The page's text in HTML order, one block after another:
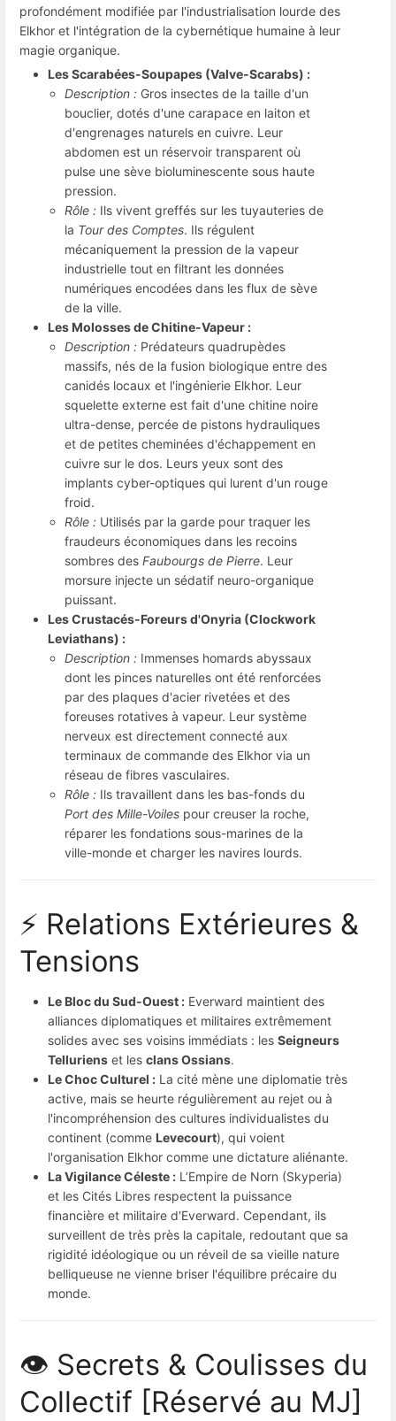
profondément modifiée par l'industrialisation lourde des
Elkhor et l'intégration de la cybernétique humaine à leur
magie organique.
Les Scarabées-Soupapes (Valve-Scarabs) :
Description : Gros insectes de la taille d'un
bouclier, dotés d'une carapace en laiton et
d'engrenages naturels en cuivre. Leur
abdomen est un réservoir transparent où
pulse une sève bioluminescente sous haute
pression.
Rôle : Ils vivent greffés sur les tuyauteries de
la Tour des Comptes. Ils régulent
mécaniquement la pression de la vapeur
industrielle tout en filtrant les données
numériques encodées dans les flux de sève
de la ville.
Les Molosses de Chitine-Vapeur :
Description : Prédateurs quadrupèdes
massifs, nés de la fusion biologique entre des
canidés locaux et l'ingénierie Elkhor. Leur
squelette externe est fait d'une chitine noire
ultra-dense, percée de pistons hydrauliques
et de petites cheminées d'échappement en
cuivre sur le dos. Leurs yeux sont des
implants cyber-optiques qui lurent d'un rouge
froid.
Rôle : Utilisés par la garde pour traquer les
fraudeurs économiques dans les recoins
sombres desFaubourgs de Pierre. Leur
morsure injecte un sédatif neuro-organique
puissant.
Les Crustacés-Foreurs d'Onyria (Clockwork
Leviathans) :
Description : Immenses homards abyssaux
dont les pinces naturelles ont été renforcées
par des plaques d'acier rivetées et des
foreuses rotatives à vapeur. Leur système
nerveux est directement connecté aux
terminaux de commande des Elkhor via un
réseau de fibres vasculaires.
Rôle : Ils travaillent dans les bas-fonds du
Port des Mille-Voiles pour creuser la roche,
réparer les fondations sous-marines de la
ville-monde et charger les navires lourds.
⚡ Relations Extérieures &
Tensions
Le Bloc du Sud-Ouest : Everward maintient des
alliances diplomatiques et militaires extrêmement
solides avec ses voisins immédiats : les Seigneurs
Telluriens et les clans Ossians.
Le Choc Culturel : La cité mène une diplomatie très
active, mais se heurte régulièrement au rejet ou à
l'incompréhension des cultures individualistes du
continent (comme Levecourt), qui voient
l'organisation Elkhor comme une dictature aliénante.
La Vigilance Céleste : L’Empire de Norn (Skyperia)
et les Cités Libres respectent la puissance
financière et militaire d'Everward. Cependant, ils
surveillent de très près la capitale, redoutant que sa
rigidité idéologique ou un réveil de sa vieille nature
belliqueuse ne vienne briser l'équilibre précaire du
monde.
👁️ Secrets & Coulisses du
Collectif [Réservé au MJ]